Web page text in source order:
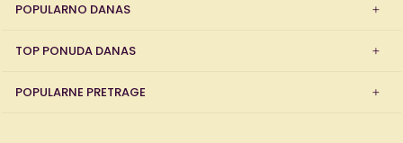
POPULARNO DANAS
TOP PONUDA DANAS
POPULARNE PRETRAGE